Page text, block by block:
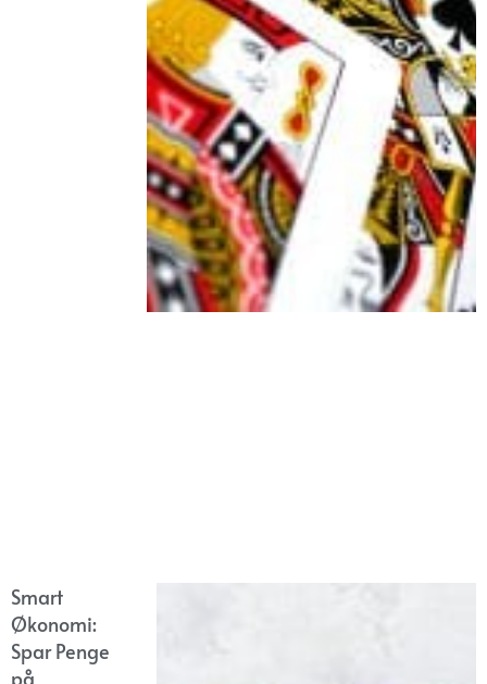
Smart
Økonomi:
Spar Penge
på